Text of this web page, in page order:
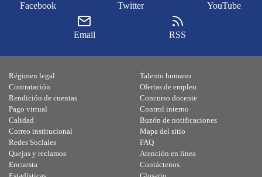
Facebook Twitter YouTube
Email RSS
Régimen legal
Contratación
Rendición de cuentas
Pago virtual
Calidad
Talento humano
Ofertas de empleo
Concurso docente
Control interno
Buzón de notificaciones
Correo institucional
Redes Sociales
Quejas y reclamos
Encuesta
Mapa del sitio
FAQ
Atención en línea
Contáctenos